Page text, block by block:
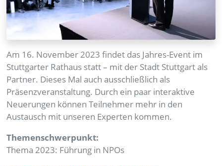
Am 16. November 2023 findet das Jahres-Event im
Stuttgarter Rathaus statt – mit der Stadt Stuttgart als
Partner. Dieses Mal auch ausschließlich als
Präsenzveranstaltung. Durch ein paar interaktive
Neuerungen können Teilnehmer mehr in den
Austausch mit unseren Experten kommen.
Themenschwerpunkt:
Thema 2023: Führung in NPOs